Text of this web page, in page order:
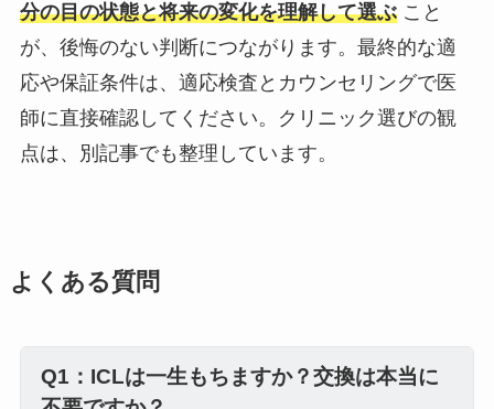
分の目の状態と将来の変化を理解して選ぶこと
が、後悔のない判断につながります。最終的な適
応や保証条件は、適応検査とカウンセリングで医
師に直接確認してください。クリニック選びの観
点は、別記事でも整理しています。
よくある質問
Q1：ICLは一生もちますか？交換は本当に